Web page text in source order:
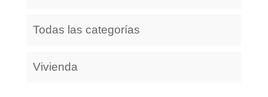
Todas las categorías
Vivienda